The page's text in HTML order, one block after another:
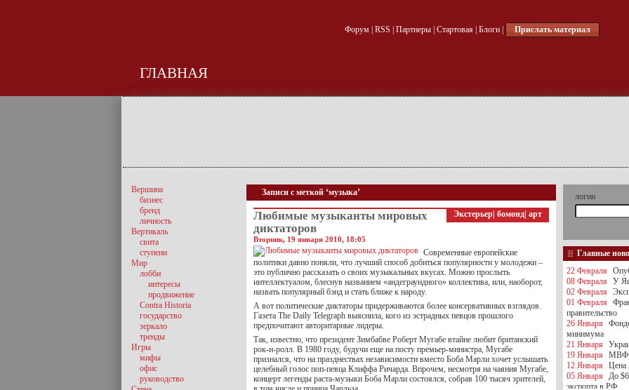
Форум| RSS Партнеры| Стартовая| Блоги| Прислать материал
ГЛАВНАЯ
Записи с меткой ‘музыка’
Экстерьер бомонд арт
Любимые музыканты мировых
диктаторов
Вторник, 19 января 2010, 18:05
Современные европейские
политики давно поняли, что лучший способ добиться популярности у молодежи –
это публично рассказать о своих музыкальных вкусах. Можно прослыть
интеллектуалом, блеснув названием «андеграундного» коллектива, или, наоборот,
назвать популярный бэнд и стать ближе к народу.
А вот политические диктаторы придерживаются более консервативных взглядов.
Газета The Daily Telegraph выяснила, кого из эстрадных певцов прошлого
предпочитают авторитарные лидеры.
Так, известно, что президент Зимбабве Роберт Мугабе втайне любит британский
рок-н-ролл. В 1980 году, будучи еще на посту премьер-министра, Мугабе
признался, что на празднествах независимости вместо Боба Марли хочет услышать
целебный голос поп-певца Клиффа Ричарда. Впрочем, несмотря на чаяния Мугабе,
концерт легенды раста-музыки Боба Марли состоялся, собрав 100 тысяч зрителей,
Вершина
бизнес
бренд
личность
Вертикаль
свита
ступени
Мир
лобби
интересы
продвижение
Contra Historia
государство
зеркало
тренды
Игры
мифы
офис
руководство
логин
Главные
22 Февраля
08 Февраля
У
02 Февраля
01 Февраля
правительство
26 Января
минимума
21 Января
19 Января
МВФ
12 Января
Цена
05 Января
До
экспорта в РФ